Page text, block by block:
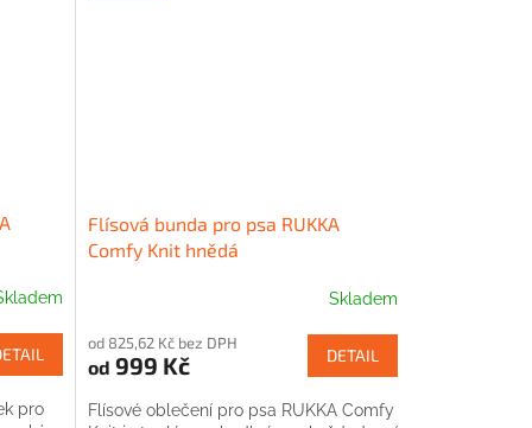
pro
Flísová bunda pro psa RUKKA
Comfy Knit hnědá
Skladem
od 825,62 Kč bez DPH
od 999 Kč DETAIL
Flísové oblečení pro psa RUKKA Comfy